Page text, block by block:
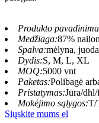
Produkto
Medžiaga:87%
Spalva:mėlyna,
Dydis:S, M, L, XL
MOQ:5000 vnt
Paketas:Polibagė
Pristatymas:Jūra/
Mokėjimo sąlygos:T/
Siųskite mums el